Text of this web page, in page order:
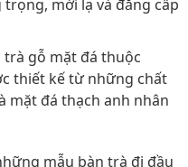
mới lạ và đẳng cấp
trà gỗ mặt đá thuộc
thiết kế từ những chất
mặt đá thạch anh nhân
mẫu bàn trà đi đầu